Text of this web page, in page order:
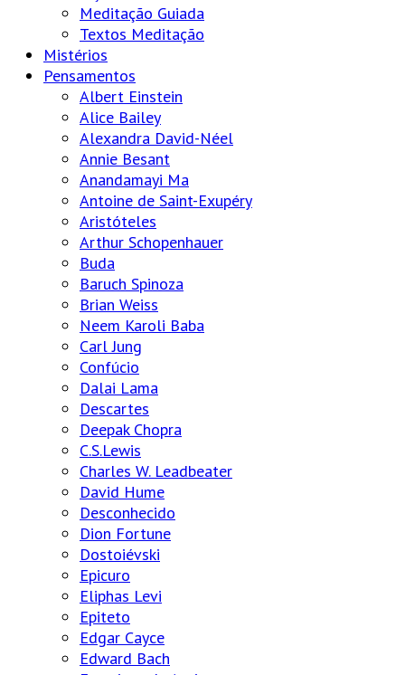
Meditação Guiada
Textos Meditação
Mistérios
Pensamentos
Albert Einstein
Alice Bailey
Alexandra David-Néel
Annie Besant
Anandamayi Ma
Antoine de Saint-Exupéry
Aristóteles
Arthur Schopenhauer
Buda
Baruch Spinoza
Brian Weiss
Neem Karoli Baba
Carl Jung
Confúcio
Dalai Lama
Descartes
Deepak Chopra
C.S.Lewis
Charles W. Leadbeater
David Hume
Desconhecido
Dion Fortune
Dostoiévski
Epicuro
Eliphas Levi
Epiteto
Edgar Cayce
Edward Bach